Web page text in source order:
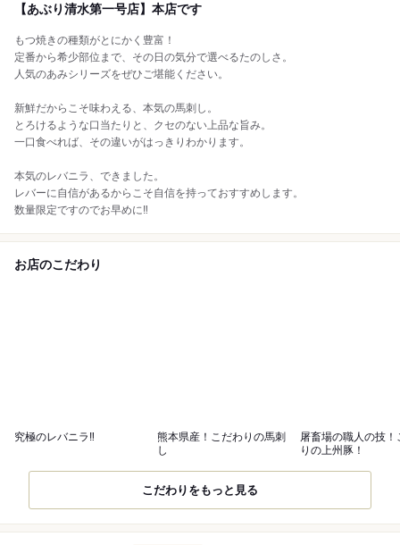
【あぶり清水第一号店】本店です
もつ焼きの種類がとにかく豊富！
定番から希少部位まで、その日の気分で選べるたのしさ。
人気のあみシリーズをぜひご堪能ください。
新鮮だからこそ味わえる、本気の馬刺し。
とろけるような口当たりと、クセのない上品な旨み。
一口食べれば、その違いがはっきりわかります。
本気のレバニラ、できました。
レバーに自信があるからこそ自信を持っておすすめします。
数量限定ですのでお早めに‼️
お店のこだわり
究極のレバニラ‼️
熊本県産！こだわりの馬刺
し
屠畜場の職人の技！
りの上州豚！
こだわりをもっと見る